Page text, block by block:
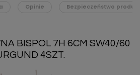
Opinie Bezpieczeństwo
BISPOL 7H 6CM SW40/60
4SZT.